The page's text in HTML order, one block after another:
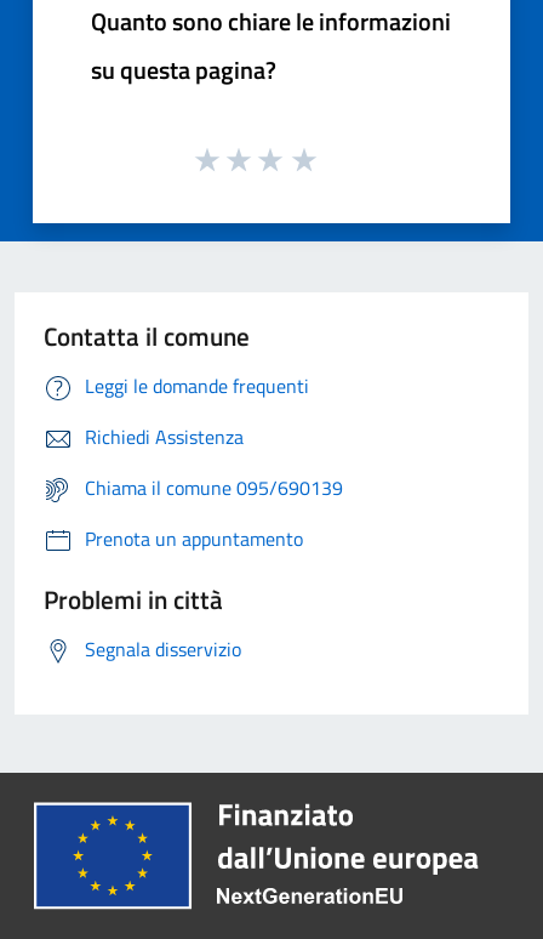
Quanto sono chiare le informazioni
su questa pagina?
Contatta il comune
Leggi le domande frequenti
Richiedi Assistenza
Chiama il comune 095/690139
Prenota un appuntamento
Problemi in città
Segnala disservizio